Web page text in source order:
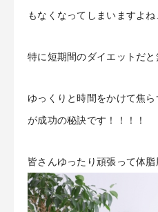
もなくなってしまいますよね
特に短期間のダイエットだと
ゆっくりと時間をかけて焦
が成功の秘訣です！！！！
皆さんゆったり頑張って体